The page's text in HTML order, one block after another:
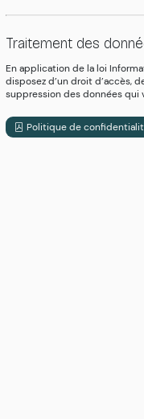
Traitement des
En application de la loi
disposez d’un droit d’accès,
suppression des données qui
Politique de